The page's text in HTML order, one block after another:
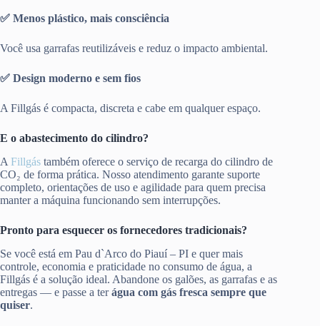
✅ Menos plástico, mais consciência
Você usa garrafas reutilizáveis e reduz o impacto ambiental.
✅ Design moderno e sem fios
A Fillgás é compacta, discreta e cabe em qualquer espaço.
E o abastecimento do cilindro?
A Fillgás também oferece o serviço de recarga do cilindro de
CO₂ de forma prática. Nosso atendimento garante suporte
completo, orientações de uso e agilidade para quem precisa
manter a máquina funcionando sem interrupções.
Pronto para esquecer os fornecedores tradicionais?
Se você está em Pau d`Arco do Piauí – PI e quer mais
controle, economia e praticidade no consumo de água, a
Fillgás é a solução ideal. Abandone os galões, as garrafas e as
entregas — e passe a terágua com gás fresca sempre que
quiser.